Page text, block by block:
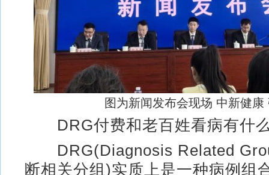
图为新闻发布会现场 中新健康
DRG付费和老百姓看病有什
DRG(Diagnosis Related
断相关分组)实质上是一种病例组